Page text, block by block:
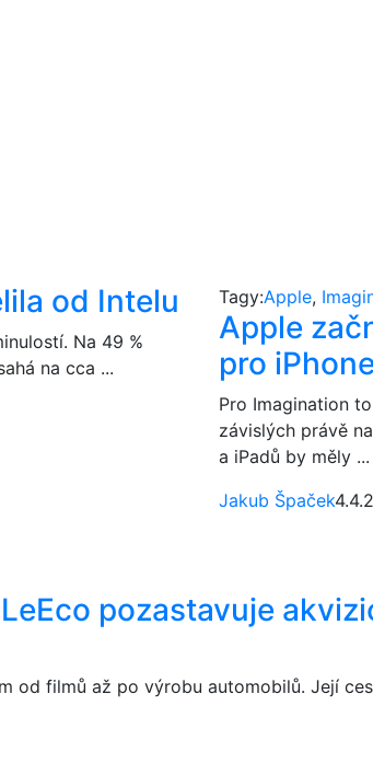
od Intelu
Na 49 %
na cca ...
Tagy:Apple,
Apple
pro
Pro Imagination
závislých právě
a iPadů by měly ...
Jakub Špaček
pozastavuje
od filmů až po výrobu automobilů. Její